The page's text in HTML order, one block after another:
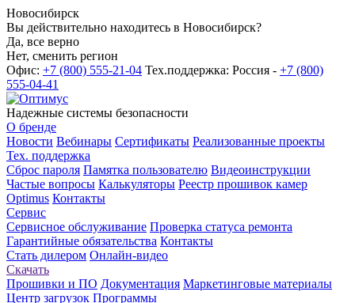
Новосибирск
Вы действительно находитесь в Новосибирск?
Да, все верно
Нет, сменить регион
Офис: +7 (800) 555-21-04 Тех.поддержка: Россия - +7 (800)
555-04-41
Надежные системы безопасности
О бренде
Новости Вебинары Сертификаты Реализованные проекты
Тех. поддержка
Сброс пароля Памятка пользователю Видеоинструкции
Частые вопросы Калькуляторы Реестр прошивок камер
Optimus Контакты
Сервис
Сервисное обслуживание Проверка статуса ремонта
Гарантийные обязательства Контакты
Стать дилером Онлайн-видео
Скачать
Прошивки и ПО Документация Маркетинговые материалы
Центр загрузок Программы